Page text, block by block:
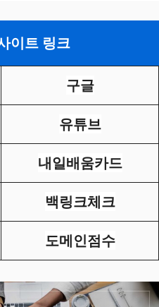
이트 링크
구글
유튜브
내일배움카드
백링크체크
도메인점수